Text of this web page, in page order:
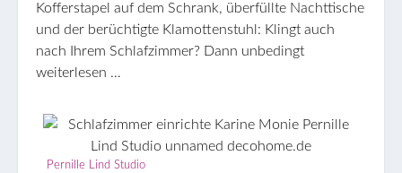
Kofferstapel auf dem Schrank, überfüllte Nachttische
und der berüchtigte Klamottenstuhl: Klingt auch
nach Ihrem Schlafzimmer? Dann unbedingt
weiterlesen …
Pernille Lind Studio